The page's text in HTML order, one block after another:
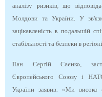
аналізу ризиків, що
Молдови та України. У
зацікавленість в подальшій
стабільності та безпеки в
Пан Сергій Саєнко,
Європейського Союзу і
України заявив: «Ми високо